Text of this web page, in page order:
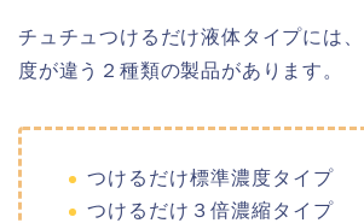
チュチュつけるだけ液体タイプには
度が違う２種類の製品があります。
つけるだけ標準濃度タイプ
つけるだけ３倍濃縮タイプ